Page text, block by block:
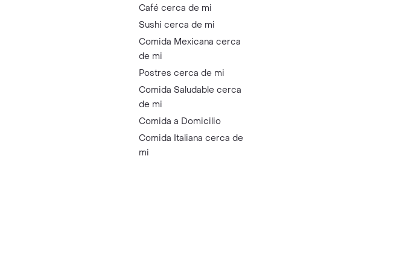
Café cerca de mi
Sushi cerca de mi
Comida Mexicana cerca
de mi
Postres cerca de mi
Comida Saludable cerca
de mi
Comida a Domicilio
Comida Italiana cerca de
mi